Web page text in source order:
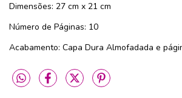
Dimensões: 27 cm x 21 cm
Número de Páginas: 10
Acabamento: Capa Dura Almofadada e